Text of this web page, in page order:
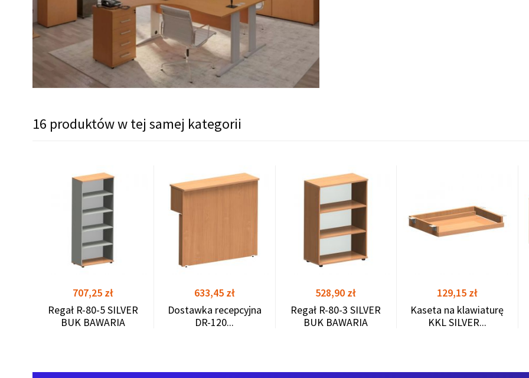
16 produktów w tej samej kategorii
Cena
707,25 zł
Regał R-80-5 SILVER
BUK BAWARIA
Cena
633,45 zł
Dostawka recepcyjna
DR-120...
Cena
528,90 zł
Regał R-80-3 SILVER
BUK BAWARIA
Cena
129,15 zł
Kaseta na klawiaturę
KKL SILVER...